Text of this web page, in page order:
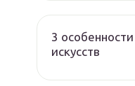
3
искусств